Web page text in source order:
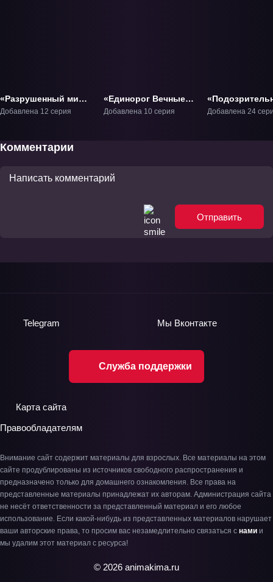
«Разрушенный мир:
Проклятие святого
Добавлена 12 серия
«Единорог Вечные
воины» ТВ-1
Добавлена 10 серия
Церера» ТВ-1
Добавлена 24
Комментарии
Отправить
Служба поддержки
Telegram Мы Вконтакте
Карта сайта
Правообладателям
Внимание сайт содержит материалы для взрослых. Все материалы на этом
сайте продублированы из источников свободного распространения и
предназначено только для домашнего ознакомления. Все права на
представленные материалы принадлежат их авторам. Администрация сайта
не несёт ответственности за представленный материал и его любое
использование. Если какой-нибудь из представленных материалов нарушает
ваши авторские права, то просим вас незамедлительно связаться с нами и
мы удалим этот материал с ресурса!
© 2026 animakima.ru